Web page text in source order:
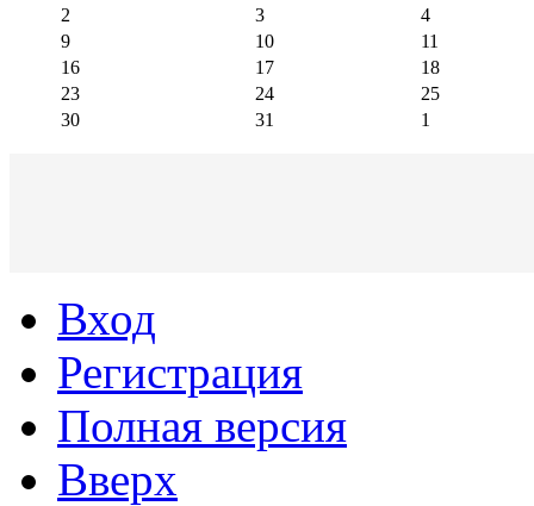
2
3
4
9
10
11
16
17
18
23
24
25
30
31 1
Вход
Регистрация
Полная версия
Вверх